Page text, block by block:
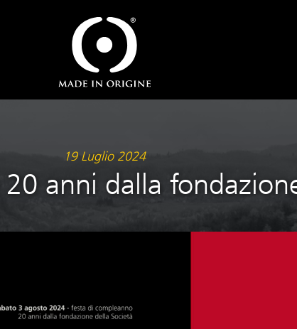
19 Luglio 2024
anni dalla